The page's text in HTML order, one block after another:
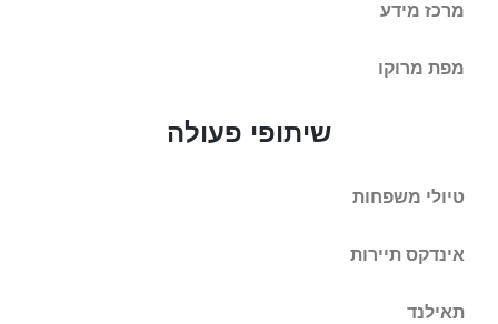
מרכז מידע
מפת מרוקו
שיתופי פעולה
טיולי משפחות
אינדקס תיירות
תאילנד